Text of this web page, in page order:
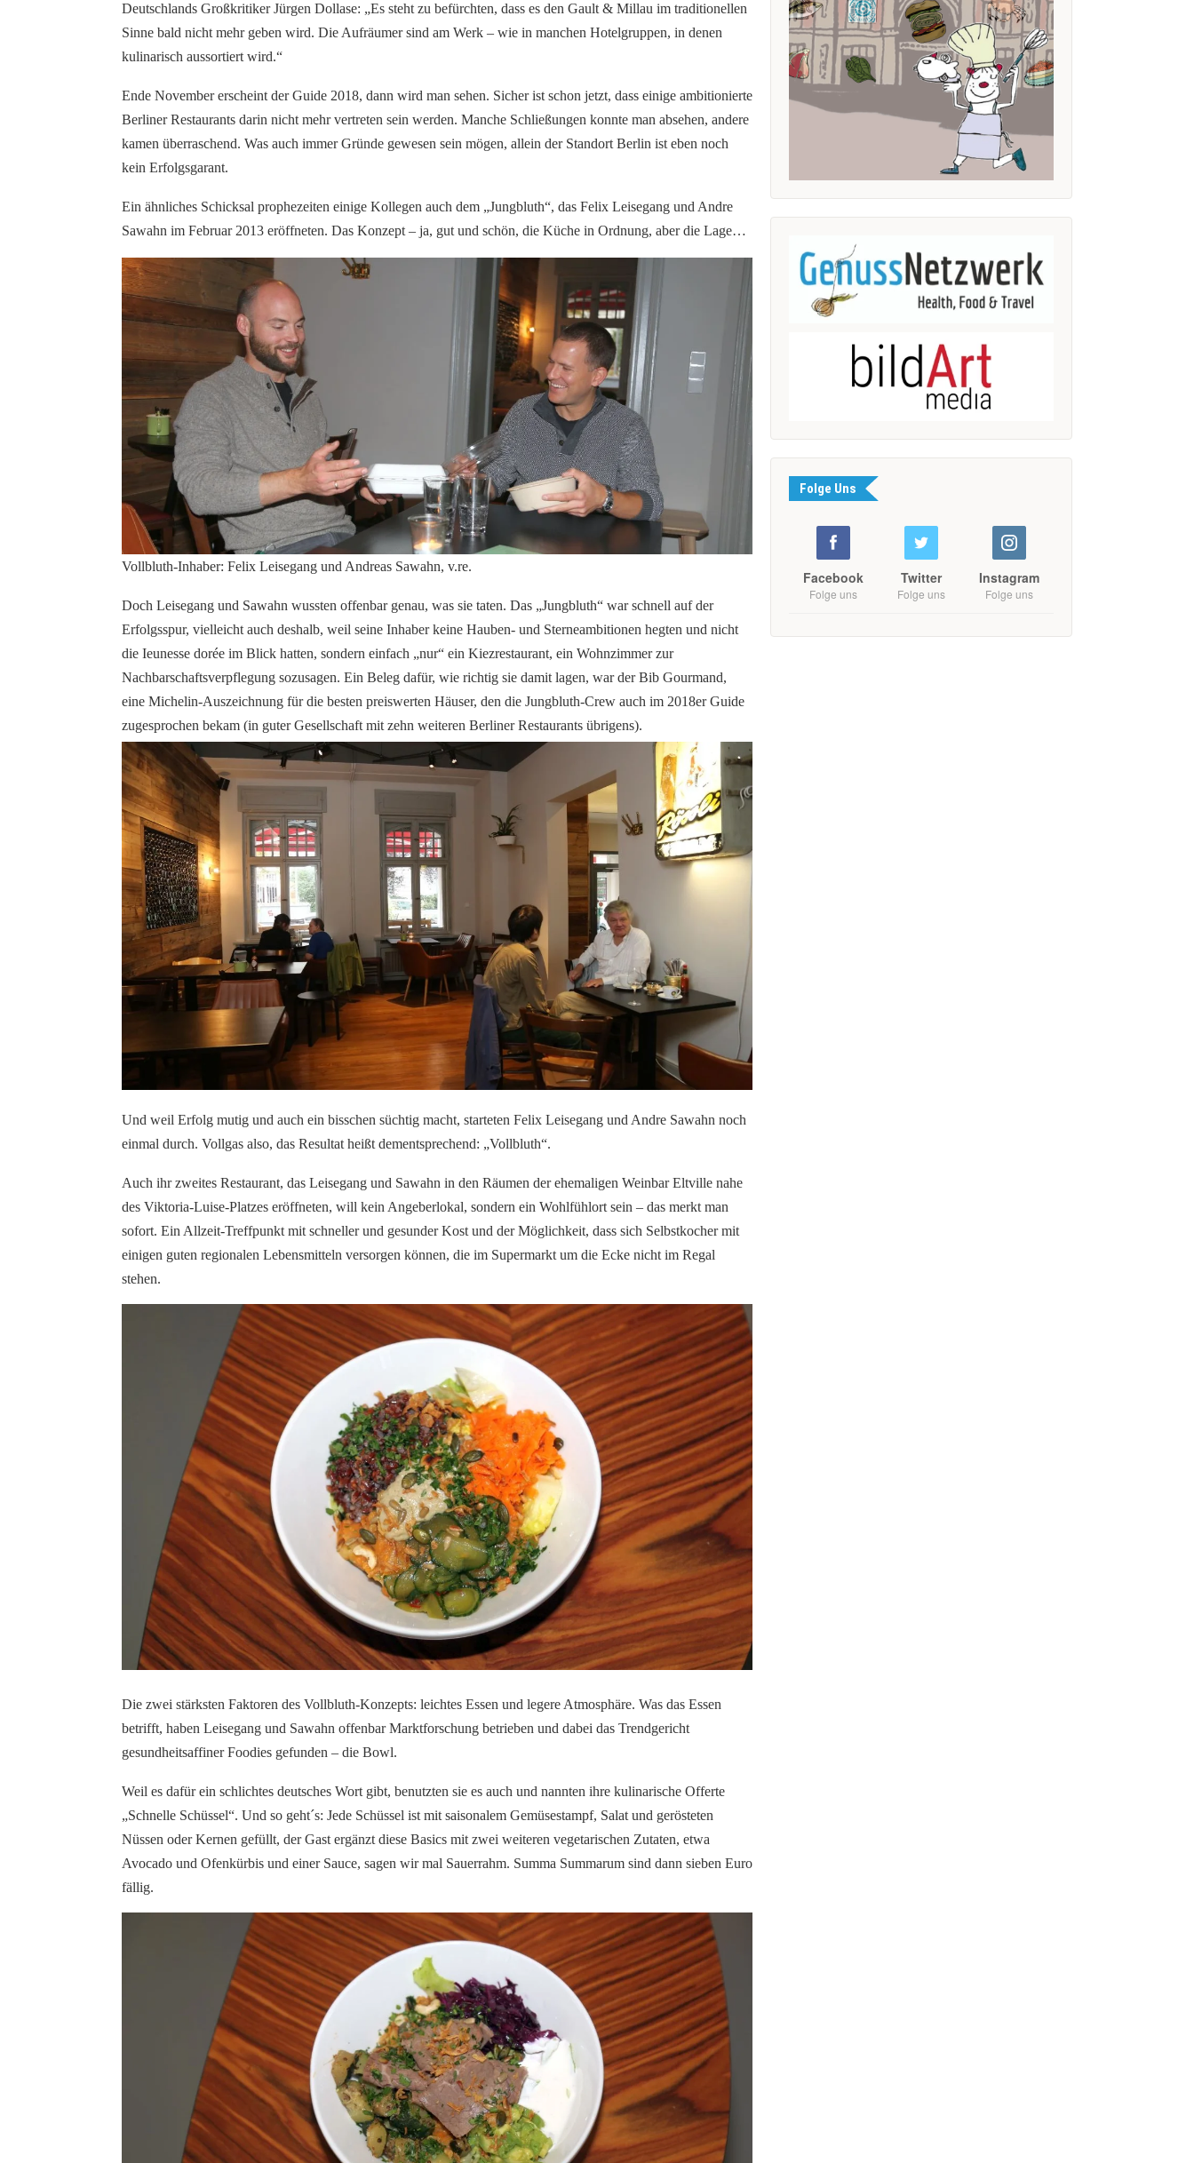
Deutschlands Großkritiker Jürgen Dollase: „Es steht zu befürchten, dass es den Gault & Millau im traditionellen
Sinne bald nicht mehr geben wird. Die Aufräumer sind am Werk – wie in manchen Hotelgruppen, in denen
kulinarisch aussortiert wird.“
Ende November erscheint der Guide 2018, dann wird man sehen. Sicher ist schon jetzt, dass einige ambitionierte
Berliner Restaurants darin nicht mehr vertreten sein werden. Manche Schließungen konnte man absehen, andere
kamen überraschend. Was auch immer Gründe gewesen sein mögen, allein der Standort Berlin ist eben noch
kein Erfolgsgarant.
Ein ähnliches Schicksal prophezeiten einige Kollegen auch dem „Jungbluth“, das Felix Leisegang und Andre
Sawahn im Februar 2013 eröffneten. Das Konzept – ja, gut und schön, die Küche in Ordnung, aber die Lage…
Vollbluth-Inhaber: Felix Leisegang und Andreas Sawahn, v.re.
Doch Leisegang und Sawahn wussten offenbar genau, was sie taten. Das „Jungbluth“ war schnell auf der
Erfolgsspur, vielleicht auch deshalb, weil seine Inhaber keine Hauben- und Sterneambitionen hegten und nicht
die Ieunesse dorée im Blick hatten, sondern einfach „nur“ ein Kiezrestaurant, ein Wohnzimmer zur
Nachbarschaftsverpflegung sozusagen. Ein Beleg dafür, wie richtig sie damit lagen, war der Bib Gourmand,
eine Michelin-Auszeichnung für die besten preiswerten Häuser, den die Jungbluth-Crew auch im 2018er Guide
zugesprochen bekam (in guter Gesellschaft mit zehn weiteren Berliner Restaurants übrigens).
Und weil Erfolg mutig und auch ein bisschen süchtig macht, starteten Felix Leisegang und Andre Sawahn noch
einmal durch. Vollgas also, das Resultat heißt dementsprechend: „Vollbluth“.
Auch ihr zweites Restaurant, das Leisegang und Sawahn in den Räumen der ehemaligen Weinbar Eltville nahe
des Viktoria-Luise-Platzes eröffneten, will kein Angeberlokal, sondern ein Wohlfühlort sein – das merkt man
sofort. Ein Allzeit-Treffpunkt mit schneller und gesunder Kost und der Möglichkeit, dass sich Selbstkocher mit
einigen guten regionalen Lebensmitteln versorgen können, die im Supermarkt um die Ecke nicht im Regal
stehen.
Die zwei stärksten Faktoren des Vollbluth-Konzepts: leichtes Essen und legere Atmosphäre. Was das Essen
betrifft, haben Leisegang und Sawahn offenbar Marktforschung betrieben und dabei das Trendgericht
gesundheitsaffiner Foodies gefunden – die Bowl.
Weil es dafür ein schlichtes deutsches Wort gibt, benutzten sie es auch und nannten ihre kulinarische Offerte
„Schnelle Schüssel“. Und so geht´s: Jede Schüssel ist mit saisonalem Gemüsestampf, Salat und gerösteten
Nüssen oder Kernen gefüllt, der Gast ergänzt diese Basics mit zwei weiteren vegetarischen Zutaten, etwa
Avocado und Ofenkürbis und einer Sauce, sagen wir mal Sauerrahm. Summa Summarum sind dann sieben Euro
fällig.
Folge Uns
Facebook
Folge uns
Twitter
Folge uns
Instagram
Folge uns